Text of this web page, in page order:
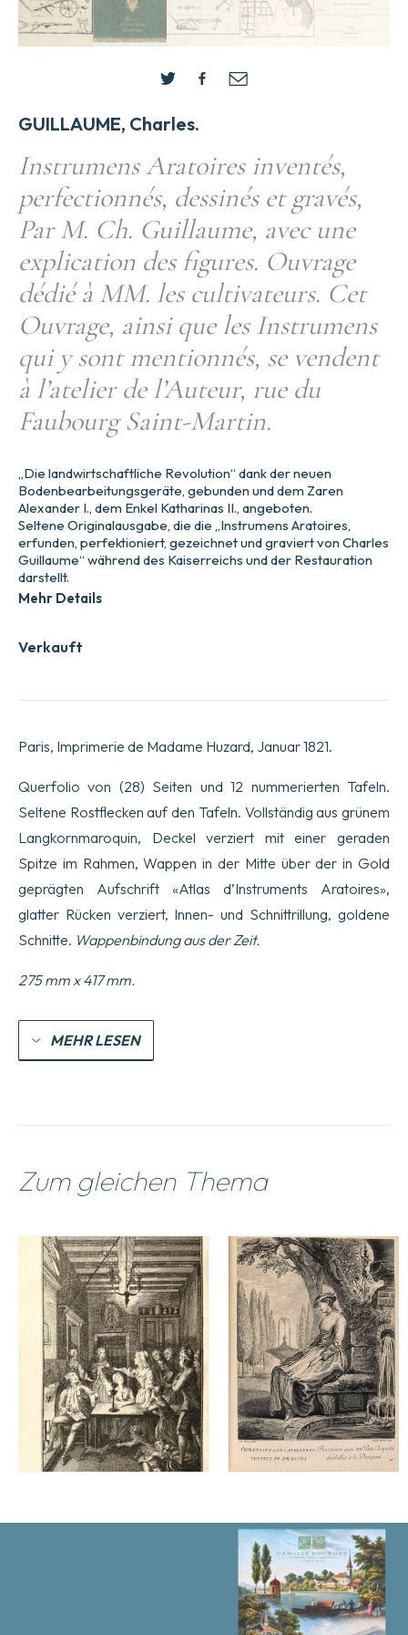
GUILLAUME, Charles.
Instrumens Aratoires inventés,
perfectionnés, dessinés et gravés,
Par M. Ch. Guillaume, avec une
explication des figures. Ouvrage
dédié à MM. les cultivateurs. Cet
Ouvrage, ainsi que les Instrumens
qui y sont mentionnés, se vendent
à l’atelier de l’Auteur, rue du
Faubourg Saint-Martin.
Verkauft
„Die landwirtschaftliche Revolution“ dank der neuen
Bodenbearbeitungsgeräte, gebunden und dem Zaren
Alexander I., dem Enkel Katharinas II., angeboten.
Seltene Originalausgabe, die die „Instrumens Aratoires,
erfunden, perfektioniert, gezeichnet und graviert von Charles
Guillaume“ während des Kaiserreichs und der Restauration
darstellt.
Mehr Details
Paris, Imprimerie de Madame Huzard, Januar 1821.
Querfolio von (28) Seiten und 12 nummerierten Tafeln.
Seltene Rostflecken auf den Tafeln. Vollständig aus grünem
Langkornmaroquin, Deckel verziert mit einer geraden
Spitze im Rahmen, Wappen in der Mitte über der in Gold
geprägten Aufschrift «Atlas d’Instruments Aratoires»,
glatter Rücken verziert, Innen- und Schnittrillung, goldene
Schnitte. Wappenbindung aus der Zeit.
275 mm x 417 mm.
MEHR LESEN
Zum gleichen Thema